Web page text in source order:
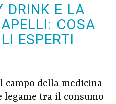
DRINK E LA
COSA
ESPERTI
della medicina
tra il consumo